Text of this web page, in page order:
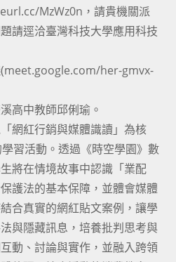
MzWz0n，請貴機關派
請逕洽臺灣科技大學應用科技
her-gmvx-
高中教師邱俐瑜。
網紅行銷與媒體識讀」為核
習活動。透過《時空學園》數
將在情境故事中認識「業配
護法的基本保障，並體會媒體
合真實的網紅貼文案例，讓學
與隱藏訊息，培養批判思考與
動、討論與實作，並融入跨領